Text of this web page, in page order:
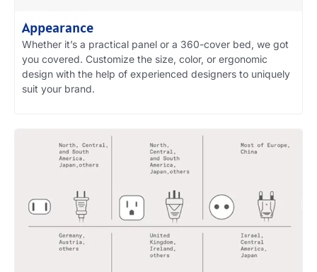
Appearance
Whether it’s a practical panel or a 360-cover bed, we got
you covered. Customize the size, color, or ergonomic
design with the help of experienced designers to uniquely
suit your brand.